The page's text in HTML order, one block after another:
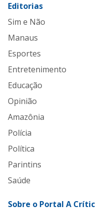
Editorias
Sim e Não
Manaus
Esportes
Entretenimento
Educação
Opinião
Amazônia
Polícia
Política
Parintins
Saúde
Sobre o Portal A